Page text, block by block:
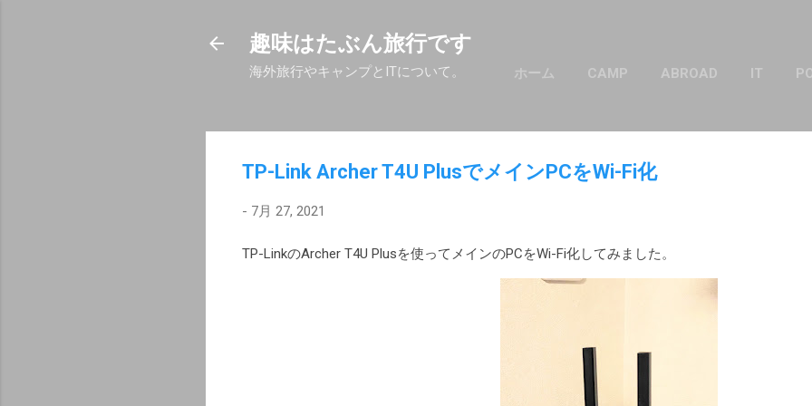
趣味はたぶん旅行です
海外旅行やキャンプとITについて。 ホーム CAMP ABROAD IT
TP-Link Archer T4U PlusでメインPCをWi-Fi化
- 7月 27, 2021
TP-LinkのArcher T4U Plusを使ってメインのPCをWi-Fi化してみました。